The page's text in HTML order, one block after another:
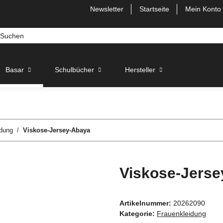
Newsletter Startseite Mein Konto
Basar Schulbücher Hersteller
Viskose-Jersey-Abaya
Viskose-
Artikelnummer: 20262090
Kategorie: Frauenkleidung